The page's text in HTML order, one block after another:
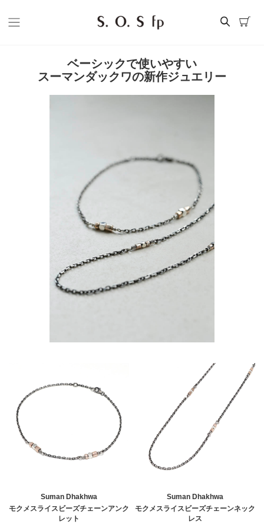
ベーシックで使いやすい
スーマンダックワの新作ジュエリー
Suman Dhakhwa
モクメスライスビーズチェーンアンク
レット
Suman Dhakhwa
モクメスライスビーズチェーンネック
レス